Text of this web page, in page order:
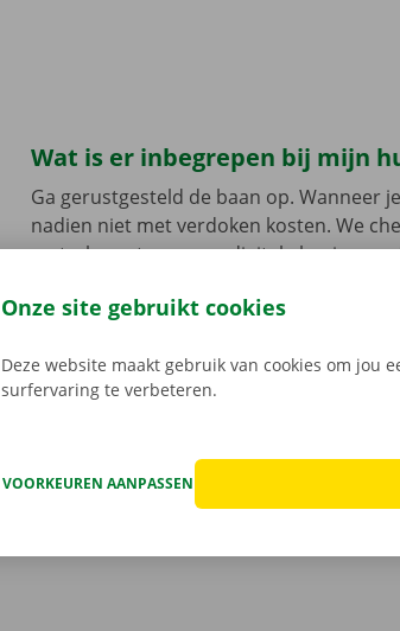
Wat is er inbegrepen bij mijn
Ga gerustgesteld de baan op. Wanneer
nadien niet met verdoken kosten. We
vertrek en sturen een digitale kopie
onderweg? Dan staat er 24/7 assistentie
Onze site gebruikt cookies
Deze website maakt gebruik van cookies om jou
surfervaring te verbeteren.
VOORKEUREN AANPASSEN